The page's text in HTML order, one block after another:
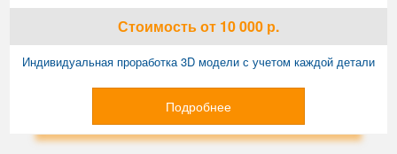
Стоимостьот 10 000 р.
Индивидуальная проработка 3D модели с учетом каждой детали
Подробнее